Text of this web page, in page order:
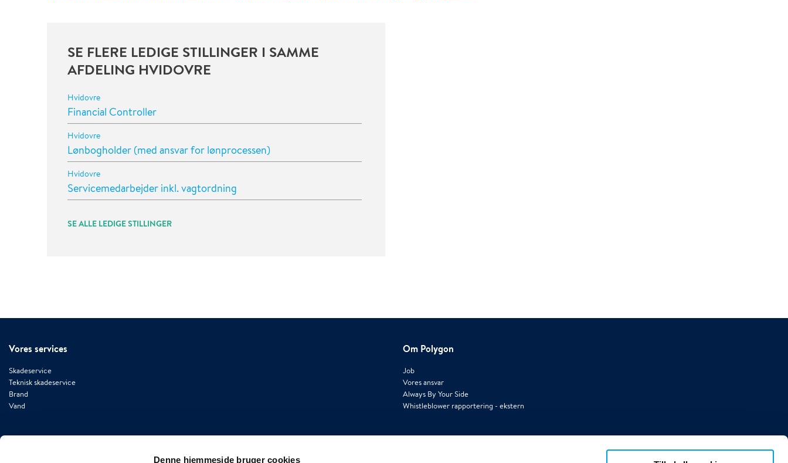
Denne hjemmeside bruger cookies
SE FLERE LEDIGE STILLINGER I SAMME
AFDELING HVIDOVRE
Hvidovre
Financial Controller
Hvidovre
Lønbogholder (med ansvar for lønprocessen)
Hvidovre
Servicemedarbejder inkl. vagtordning
SE ALLE LEDIGE STILLINGER
Vores services
Skadeservice
Teknisk skadeservice
Brand
Vand
Om Polygon
Job
Vores ansvar
Always By Your Side
Whistleblower rapportering - ekstern